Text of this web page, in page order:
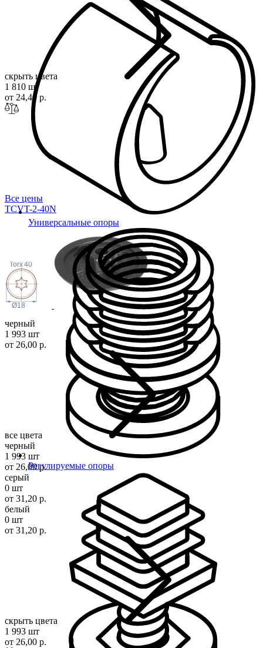
Универсальные опоры
Регулируемые опоры
скрыть цвета
1 810 шт
от 24,40 р.
Все цены
TCVT-2-40N
Ø18
Torx40
черный
1 993 шт
от 26,00 р.
все цвета
черный
1 993 шт
от 26,00 р.
серый
0 шт
от 31,20 р.
белый
0 шт
от 31,20 р.
скрыть цвета
1 993 шт
от 26,00 р.